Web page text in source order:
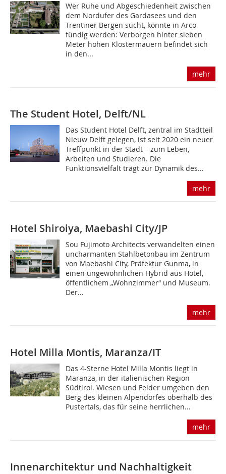
Wer Ruhe und Abgeschiedenheit zwischen
dem Nordufer des Gardasees und den
Trentiner Bergen sucht, könnte in Arco
fündig werden: Verborgen hinter sieben
Meter hohen Klostermauern befindet sich
in den...
mehr
The Student Hotel, Delft/NL
Das Student Hotel Delft, zentral im Stadtteil
Nieuw Delft gelegen, ist seit 2020 ein neuer
Treffpunkt in der Stadt – zum Leben,
Arbeiten und Studieren. Die
Funktionsvielfalt trägt zur Dynamik des...
mehr
Hotel Shiroiya, Maebashi City/JP
Sou Fujimoto Architects verwandelten einen
uncharmanten Stahlbetonbau im Zentrum
von Maebashi City, Präfektur Gunma, in
einen ungewöhnlichen Hybrid aus Hotel,
öffentlichem „Wohnzimmer“ und Museum.
Der...
mehr
Hotel Milla Montis, Maranza/IT
Das 4-Sterne Hotel Milla Montis liegt in
Maranza, in der italienischen Region
Südtirol. Wiesen und Felder umgeben den
Berg des kleinen Alpendorfes oberhalb des
Pustertals, das für seine herrlichen...
mehr
Innenarchitektur und Nachhaltigkeit